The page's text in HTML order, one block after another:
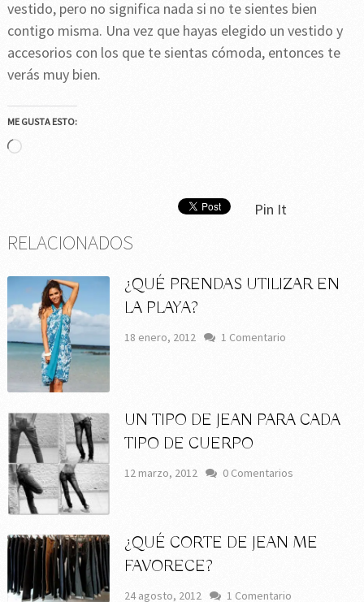
vestido, pero no significa nada si no te sientes bien
contigo misma. Una vez que hayas elegido un vestido y
accesorios con los que te sientas cómoda, entonces te
verás muy bien.
ME GUSTA ESTO:
Cargando...
Pin It
RELACIONADOS
¿QUÉ PRENDAS UTILIZAR EN
LA PLAYA?
18 enero, 2012 1 Comentario
UN TIPO DE JEAN PARA CADA
TIPO DE CUERPO
12 marzo, 2012 0 Comentarios
¿QUÉ CORTE DE JEAN ME
FAVORECE?
24 agosto, 2012 1 Comentario